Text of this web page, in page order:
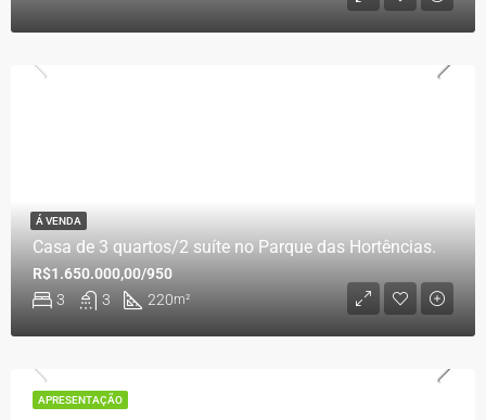
Casa de 3 quartos/2 suíte no Parque das Hortências.
3 3 220m²
R$1.650.000,00/950
Á VENDA
APRESENTAÇÃO